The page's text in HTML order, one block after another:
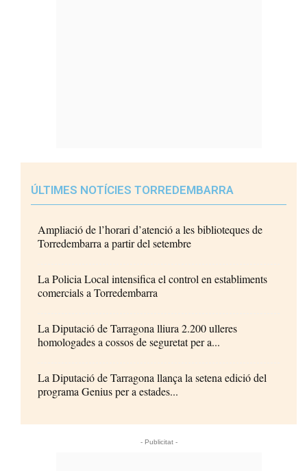
ÚLTIMES NOTÍCIES TORREDEMBARRA
Ampliació de l’horari d’atenció a les biblioteques de
Torredembarra a partir del setembre
La Policia Local intensifica el control en establiments
comercials a Torredembarra
La Diputació de Tarragona lliura 2.200 ulleres
homologades a cossos de seguretat per a...
La Diputació de Tarragona llança la setena edició del
programa Genius per a estades...
- Publicitat -